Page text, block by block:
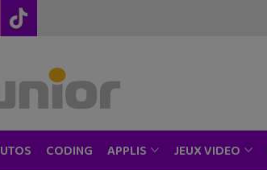
CODING APPLIS JEUX VIDEO